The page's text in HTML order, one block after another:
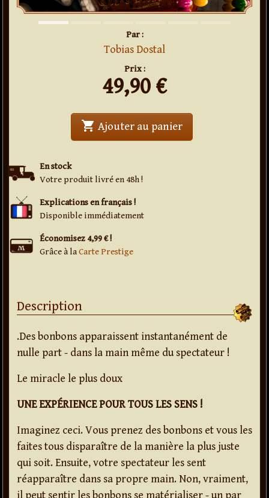
Par :
Tobias Dostal
Prix :
49,90 €
En stock
Votre produit livré en 48h !
Explications en français !
Disponible immédiatement
Économisez 4,99 € !
Grâce à laCarte Prestige
shopping_cart Ajouter au panier' . Candyman . '
Description
.Des bonbons apparaissent instantanément de
nulle part - dans la main même du spectateur !
Le miracle le plus doux
UNE EXPÉRIENCE POUR TOUS LES SENS !
Imaginez ceci. Vous prenez des bonbons et vous les
faites tous disparaître de la manière la plus juste
qui soit. Ensuite, votre spectateur les sent
réapparaître dans sa propre main. Non, vraiment,